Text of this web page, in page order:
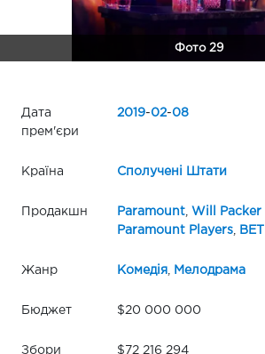
Фото 29
Дата
прем'єри
2019-02-08
Країна Сполучені Штати
Продакшн Paramount, Will
Paramount Players,
Жанр Комедія, Мелодрама
Бюджет $20 000 000
Збори $72 216 294